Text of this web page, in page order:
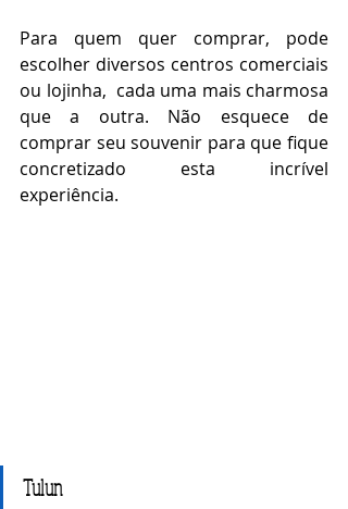
Para quem quer comprar, pode
escolher diversos centros comerciais
ou lojinha,  cada uma mais charmosa
que a outra. Não esquece de
comprar seu souvenir para que fique
concretizado esta incrível
experiência.
Tulun